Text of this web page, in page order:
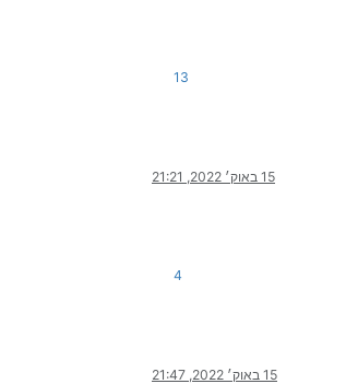
13
15 באוק׳ 2022, 21:21
4
15 באוק׳ 2022, 21:47